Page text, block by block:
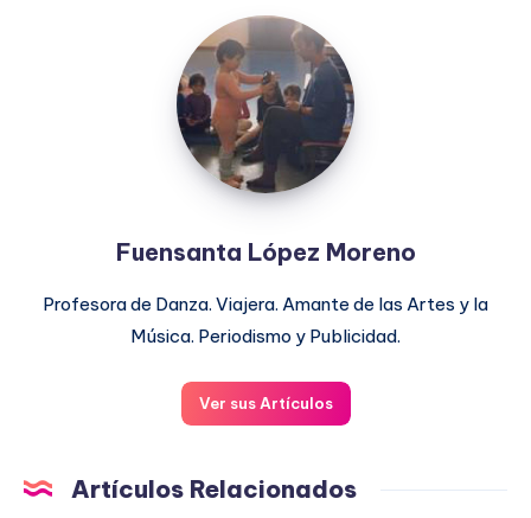
Fuensanta
López
Moreno
Fuensanta López Moreno
Profesora de Danza. Viajera. Amante de las Artes y la
Música. Periodismo y Publicidad.
Ver sus Artículos
Artículos Relacionados